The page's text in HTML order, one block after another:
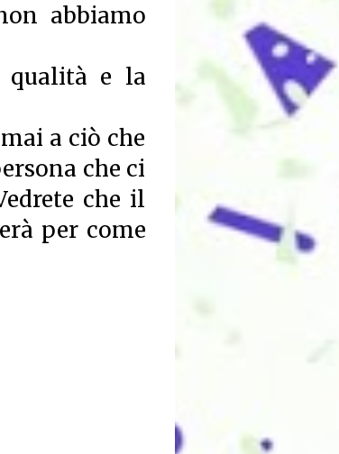
abbiamo
qualità e la
a ciò che
che ci
che il
per come